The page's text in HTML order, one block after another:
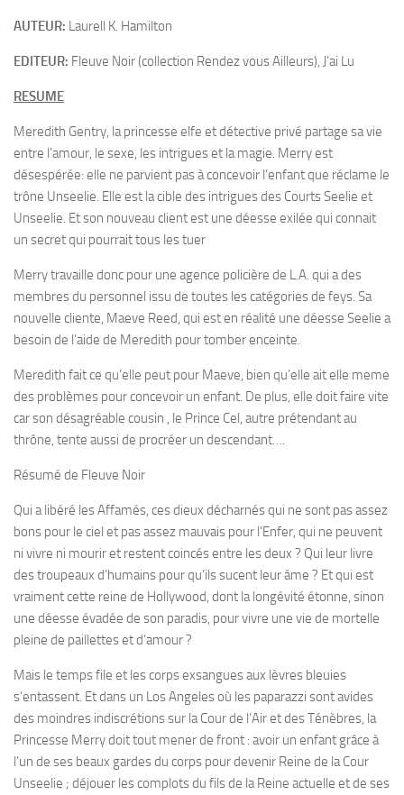
AUTEUR: Laurell K. Hamilton
EDITEUR: Fleuve Noir (collection Rendez vous Ailleurs), J’ai Lu
RESUME
Meredith Gentry, la princesse elfe et détective privé partage sa vie
entre l’amour, le sexe, les intrigues et la magie. Merry est
désespérée: elle ne parvient pas à concevoir l’enfant que réclame le
trône Unseelie. Elle est la cible des intrigues des Courts Seelie et
Unseelie. Et son nouveau client est une déesse exilée qui connait
un secret qui pourrait tous les tuer
Merry travaille donc pour une agence policière de L.A. qui a des
membres du personnel issu de toutes les catégories de feys. Sa
nouvelle cliente, Maeve Reed, qui est en réalité une déesse Seelie a
besoin de l’aide de Meredith pour tomber enceinte.
Meredith fait ce qu’elle peut pour Maeve, bien qu’elle ait elle meme
des problèmes pour concevoir un enfant. De plus, elle doit faire vite
car son désagréable cousin , le Prince Cel, autre prétendant au
thrône, tente aussi de procréer un descendant….
Résumé de Fleuve Noir
Qui a libéré les Affamés, ces dieux décharnés qui ne sont pas assez
bons pour le ciel et pas assez mauvais pour l’Enfer, qui ne peuvent
ni vivre ni mourir et restent coincés entre les deux ? Qui leur livre
des troupeaux d’humains pour qu’ils sucent leur âme ? Et qui est
vraiment cette reine de Hollywood, dont la longévité étonne, sinon
une déesse évadée de son paradis, pour vivre une vie de mortelle
pleine de paillettes et d’amour ?
Mais le temps file et les corps exsangues aux lèvres bleuies
s’entassent. Et dans un Los Angeles où les paparazzi sont avides
des moindres indiscrétions sur la Cour de l’Air et des Ténèbres, la
Princesse Merry doit tout mener de front : avoir un enfant grâce à
l’un de ses beaux gardes du corps pour devenir Reine de la Cour
Unseelie ; déjouer les complots du fils de la Reine actuelle et de ses